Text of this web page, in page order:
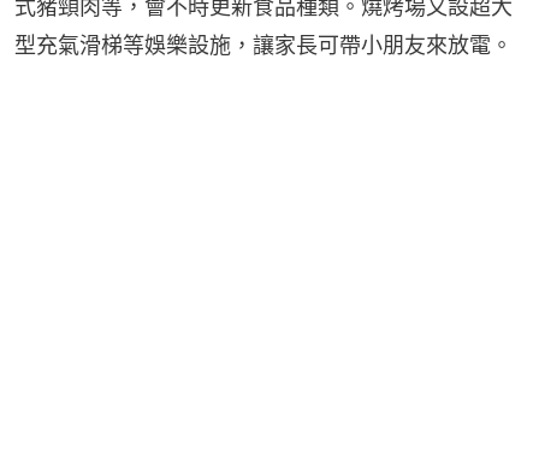
式豬頸肉等，會不時更新食品種類。燒烤場又設超大
型充氣滑梯等娛樂設施，讓家長可帶小朋友來放電。